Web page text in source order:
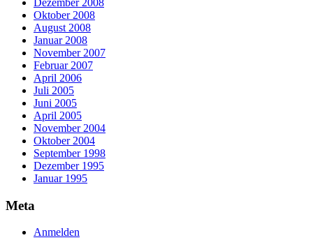
Dezember 2008
Oktober 2008
August 2008
Januar 2008
November 2007
Februar 2007
April 2006
Juli 2005
Juni 2005
April 2005
November 2004
Oktober 2004
September 1998
Dezember 1995
Januar 1995
Meta
Anmelden